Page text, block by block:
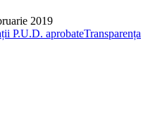
2019
P.U.D. aprobateTransparența